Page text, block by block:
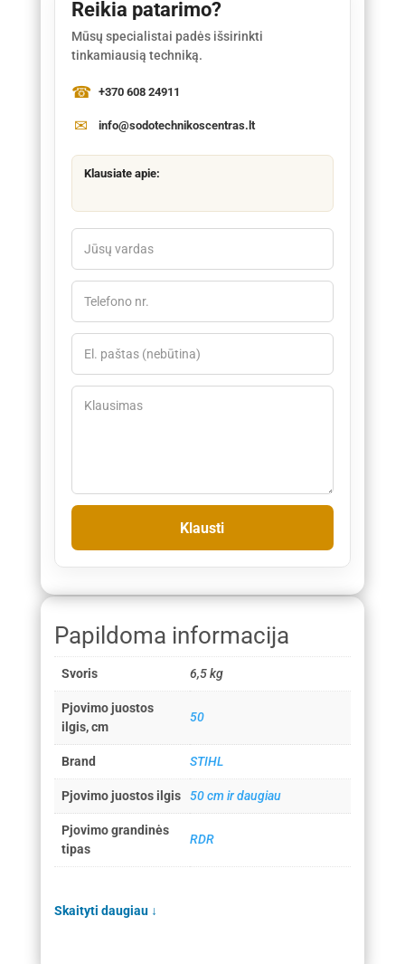
Reikia patarimo?
Mūsų specialistai padės išsirinkti
tinkamiausią techniką.
+370 608 24911
info@sodotechnikoscentras.lt
Klausiate apie:
Papildoma informacija
Svoris 6,5 kg
Pjovimo juostos
ilgis, cm
50
Brand STIHL
Pjovimo juostos ilgis 50 cm ir daugiau
Pjovimo grandinės
tipas
RDR
Skaityti daugiau ↓